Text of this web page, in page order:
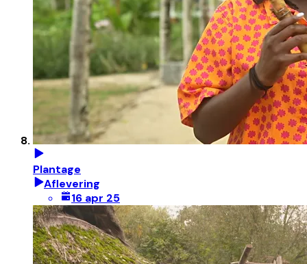
Plantage
Aflevering
16 apr 25